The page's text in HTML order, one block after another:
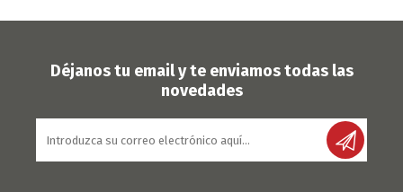
Déjanos tu email y te enviamos todas las
novedades